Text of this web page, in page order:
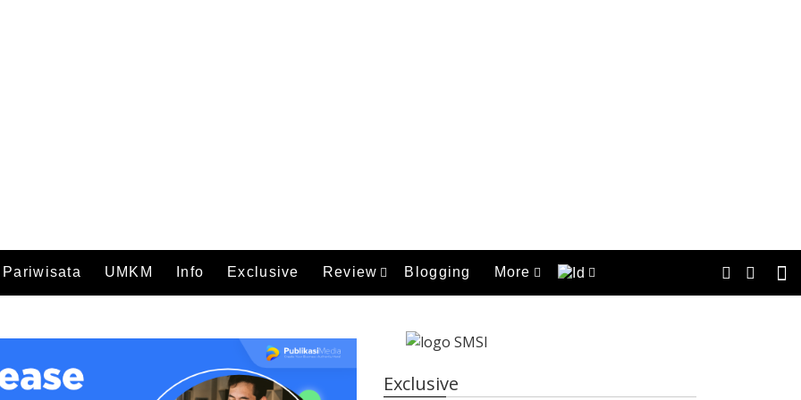
Pariwisata UMKM Info Exclusive Review Blogging More
Exclusive